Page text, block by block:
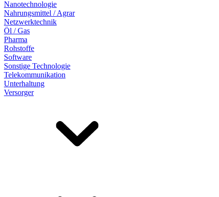
Nanotechnologie
Nahrungsmittel / Agrar
Netzwerktechnik
Öl / Gas
Pharma
Rohstoffe
Software
Sonstige Technologie
Telekommunikation
Unterhaltung
Versorger